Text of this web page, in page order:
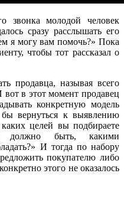
звонка молодой человек
сразу расслышать его
я могу вам помочь?» Пока
чтобы тот рассказал о
продавца, называя всего
в этот момент продавец
конкретную модель
вернуться к выявлению
целей вы подбираете
быть, какими
И тогда по набору
покупателю либо
этого не оказалось